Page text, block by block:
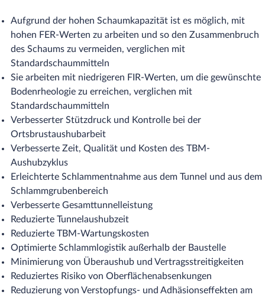
Aufgrund der hohen Schaumkapazität ist es möglich, mit
hohen FER-Werten zu arbeiten und so den Zusammenbruch
des Schaums zu vermeiden, verglichen mit
Standardschaummitteln
Sie arbeiten mit niedrigeren FIR-Werten, um die gewünschte
Bodenrheologie zu erreichen, verglichen mit
Standardschaummitteln
Verbesserter Stützdruck und Kontrolle bei der
Ortsbrustaushubarbeit
Verbesserte Zeit, Qualität und Kosten des TBM-
Aushubzyklus
Erleichterte Schlammentnahme aus dem Tunnel und aus dem
Schlammgrubenbereich
Verbesserte Gesamttunnelleistung
Reduzierte Tunnelaushubzeit
Reduzierte TBM-Wartungskosten
Optimierte Schlammlogistik außerhalb der Baustelle
Minimierung von Überaushub und Vertragsstreitigkeiten
Reduziertes Risiko von Oberflächenabsenkungen
Reduzierung von Verstopfungs- und Adhäsionseffekten am